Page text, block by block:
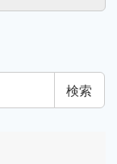
検索